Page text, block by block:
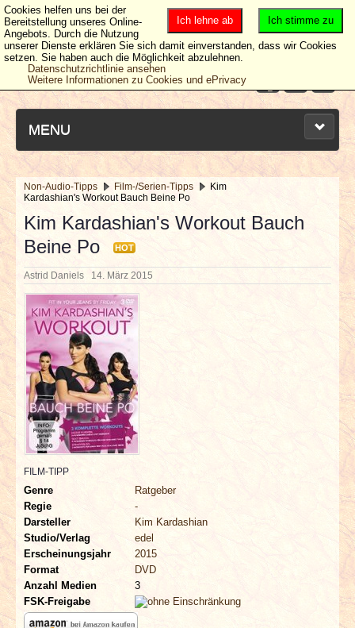
MENU
NEUESTE ARTIKEL
NEWS & DATES
BERICHTE
VERLOSUNGEN
INTERVIEWS
SPECIALS
REDAKTION
LINKS
ARCHIV
Non-Audio-Tipps Film-/Serien-Tipps
Kim
Kardashian's Workout Bauch Beine Po
Kim Kardashian's Workout Bauch
Beine Po
HOT
Astrid Daniels 14. März 2015
FILM-TIPP
Genre
Ratgeber
Regie
-
Darsteller
Kim Kardashian
Studio/Verlag
edel
Erscheinungsjahr
2015
Format
DVD
Anzahl Medien
3
FSK-Freigabe
Ich stimme zu
Ich lehne ab
Cookies helfen uns bei der
Bereitstellung unseres Online-
Angebots. Durch die Nutzung
unserer Dienste erklären Sie sich damit einverstanden, dass wir Cookies
setzen. Sie haben auch die Möglichkeit abzulehnen.
Datenschutzrichtlinie ansehen
Weitere Informationen zu Cookies und ePrivacy